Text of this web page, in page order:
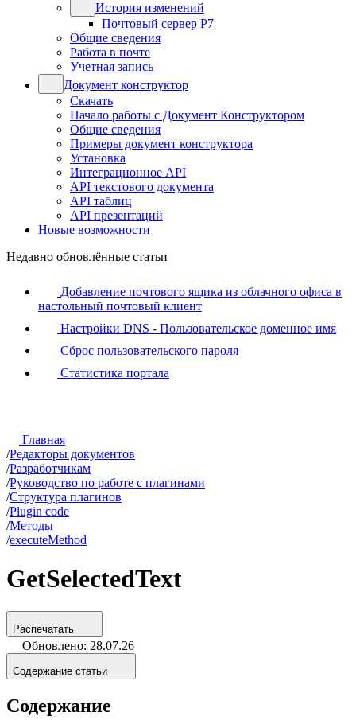
История изменений
Почтовый сервер Р7
Общие сведения
Работа в почте
Учетная запись
Документ конструктор
Скачать
Начало работы с Документ Конструктором
Общие сведения
Примеры документ конструктора
Установка
Интеграционное API
API текстового документа
API таблиц
API презентаций
Новые возможности
Недавно обновлённые статьи
Добавление почтового ящика из облачного офиса в
настольный почтовый клиент
Настройки DNS - Пользовательское доменное имя
Сброс пользовательского пароля
Статистика портала
Главная
/Редакторы документов
/Разработчикам
/Руководство по работе с плагинами
/Структура плагинов
/Plugin code
/Методы
/executeMethod
GetSelectedText
Распечатать
Обновлено: 28.07.26
Содержание статьи
Содержание